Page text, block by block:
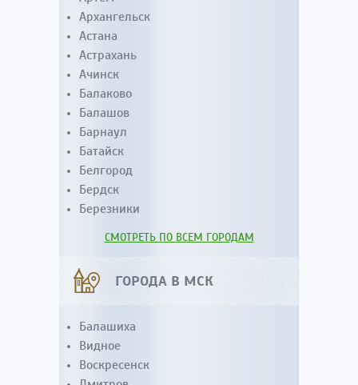
Архангельск
Астана
Астрахань
Ачинск
Балаково
Балашов
Барнаул
Батайск
Белгород
Бердск
Березники
СМОТРЕТЬ ПО ВСЕМ ГОРОДАМ
ГОРОДА В МСК
Балашиха
Видное
Воскресенск